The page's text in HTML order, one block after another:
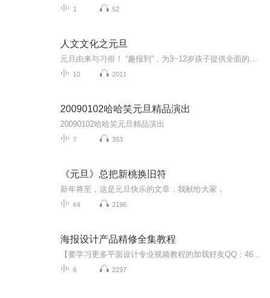
1 52
人文文化之元旦
10 2011
20090102哈哈笑元旦精品演出
20090102哈哈笑元旦精品演出
7 353
《元旦》总把新桃换旧符
新年将至，这是元旦快乐的文章，我献给大家，
64 2196
海报设计产品精修全集教程
6 2297